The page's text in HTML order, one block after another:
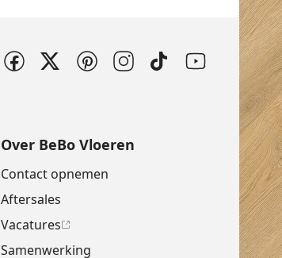
Over BeBo Vloeren
Contact opnemen
Aftersales
Vacatures
Samenwerking